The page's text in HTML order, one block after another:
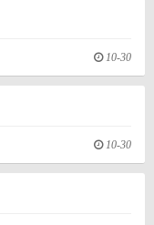
10-30
10-30